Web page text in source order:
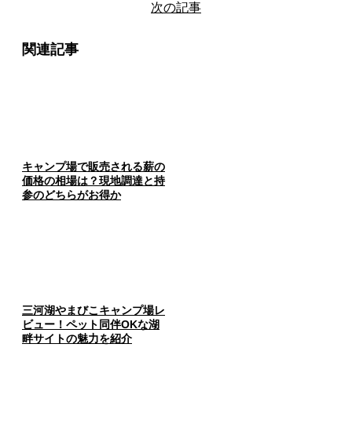
次の記事
関連記事
キャンプ場で販売される薪の
価格の相場は？現地調達と持
参のどちらがお得か
三河湖やまびこキャンプ場レ
ビュー！ペット同伴OKな湖
畔サイトの魅力を紹介